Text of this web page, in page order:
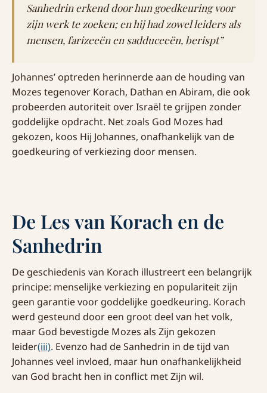
Sanhedrin erkend door hun goedkeuring voor
zijn werk te zoeken; en hij had zowel leiders als
mensen, farizeeën en sadduceeën, berispt”
Johannes’ optreden herinnerde aan de houding van
Mozes tegenover Korach, Dathan en Abiram, die ook
probeerden autoriteit over Israël te grijpen zonder
goddelijke opdracht. Net zoals God Mozes had
gekozen, koos Hij Johannes, onafhankelijk van de
goedkeuring of verkiezing door mensen.
De Les van Korach en de
Sanhedrin
De geschiedenis van Korach illustreert een belangrijk
principe: menselijke verkiezing en populariteit zijn
geen garantie voor goddelijke goedkeuring. Korach
werd gesteund door een groot deel van het volk,
maar God bevestigde Mozes als Zijn gekozen
leider(iii). Evenzo had de Sanhedrin in de tijd van
Johannes veel invloed, maar hun onafhankelijkheid
van God bracht hen in conflict met Zijn wil.